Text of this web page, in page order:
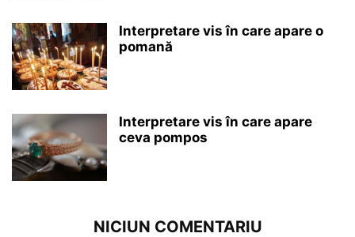
Interpretare vis în care apare o
pomană
Interpretare vis în care apare
ceva pompos
NICIUN COMENTARIU